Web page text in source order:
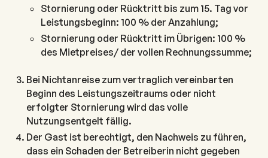
Stornierung oder Rücktritt bis zum 15. Tag vor
Leistungsbeginn: 100 % der Anzahlung;
Stornierung oder Rücktritt im Übrigen: 100 %
des Mietpreises/ der vollen Rechnungssumme;
Bei Nichtanreise zum vertraglich vereinbarten
Beginn des Leistungszeitraums oder nicht
erfolgter Stornierung wird das volle
Nutzungsentgelt fällig.
Der Gast ist berechtigt, den Nachweis zu führen,
dass ein Schaden der Betreiberin nicht gegeben